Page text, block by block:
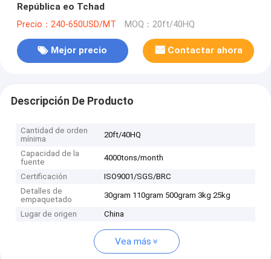
República eo Tchad
Precio：240-650USD/MT MOQ：20ft/40HQ
Mejor precio Contactar ahora
Descripción De Producto
Cantidad de orden
mínima
20ft/40HQ
Capacidad de la
fuente
4000tons/month
Certificación
ISO9001/SGS/BRC
Detalles de
empaquetado
30gram 110gram 500gram 3kg 25kg
Lugar de origen China
Vea más